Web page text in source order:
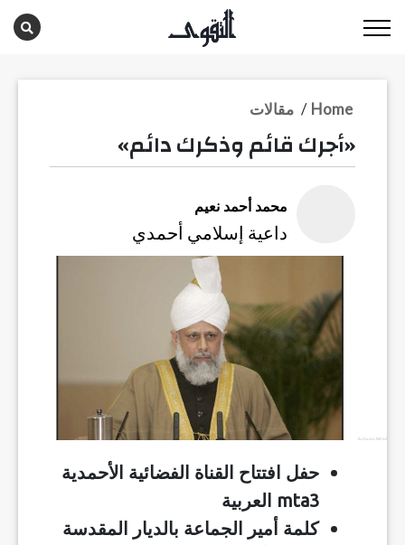
مقالات / Home
«أجرك قائم وذكرك دائم»
محمد أحمد نعيم
داعية إسلامي أحمدي
حفل افتتاح القناة الفضائية الأحمدية
mta3 العربية
كلمة أمير الجماعة بالديار المقدسة